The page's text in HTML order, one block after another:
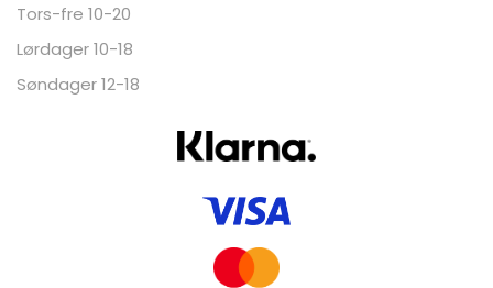
Tors-fre 10-20
Lørdager 10-18
Søndager 12-18